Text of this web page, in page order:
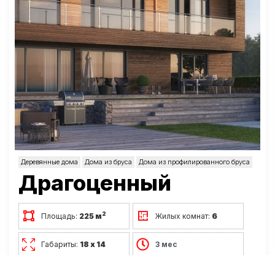
Деревянные дома Дома из бруса Дома из профилированного бруса
Драгоценный
Площадь: 225 м2 Жилых комнат: 6
Габариты: 18 х 14 3 мес